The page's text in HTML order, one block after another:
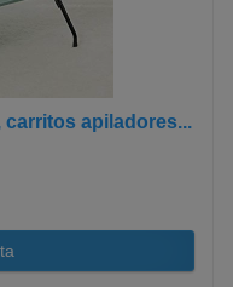
carritos apiladores...